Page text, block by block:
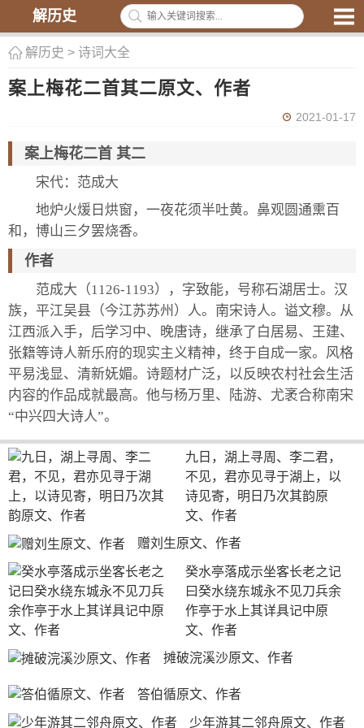
解历史
解历史 > 诗词大全
案上梅花二首其二原文、作者
2021-01-17
案上梅花二首 其二
宋代：范成大
地炉火煖日烘窗，一夜花须半吐黄。鼻观圆通熏百
和，博山三夕罢烧香。
作者
范成大（1126-1193），字致能，号称石湖居士。汉
族，平江吴县（今江苏苏州）人。南宋诗人。谥文穆。从
江西派入手，后学习中、晚唐诗，继承了白居易、王建、
张籍等诗人新乐府的现实主义精神，终于自成一家。风格
平易浅显、清新妩媚。诗题材广泛，以反映农村社会生活
内容的作品成就最高。他与杨万里、陆游、尤袤合称南宋
“中兴四大诗人”。
九日，湖上寻周、李二君，
不见，君亦见寻于湖上，以
诗见寄，明日乃次其韵原
文、作者
赠刘生原文、作者
癸水亭落成示坐客长老之记
曰癸水绕东城永不见刀兵余
作亭于水上其详具记中原
文、作者
摊破浣溪沙原文、作者
答伯循原文、作者
少年游其二邻舟原文、作者